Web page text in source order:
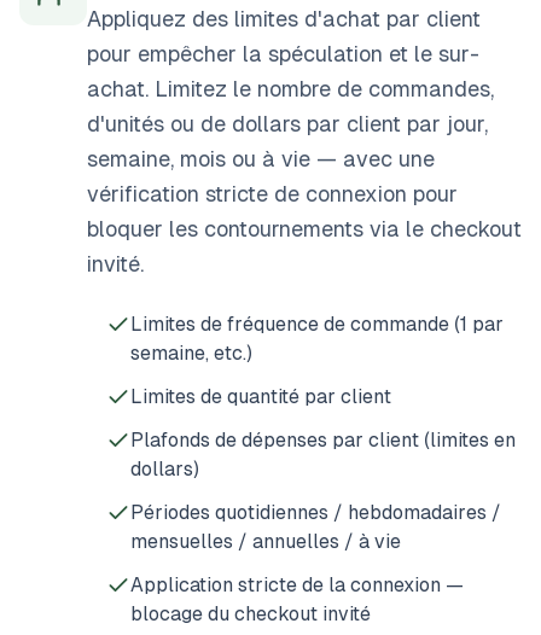
Appliquez des limites d'achat par client
pour empêcher la spéculation et le sur-
achat. Limitez le nombre de commandes,
d'unités ou de dollars par client par jour,
semaine, mois ou à vie — avec une
vérification stricte de connexion pour
bloquer les contournements via le checkout
invité.
Limites de fréquence de commande (1 par
semaine, etc.)
Limites de quantité par client
Plafonds de dépenses par client (limites en
dollars)
Périodes quotidiennes / hebdomadaires /
mensuelles / annuelles / à vie
Application stricte de la connexion —
blocage du checkout invité